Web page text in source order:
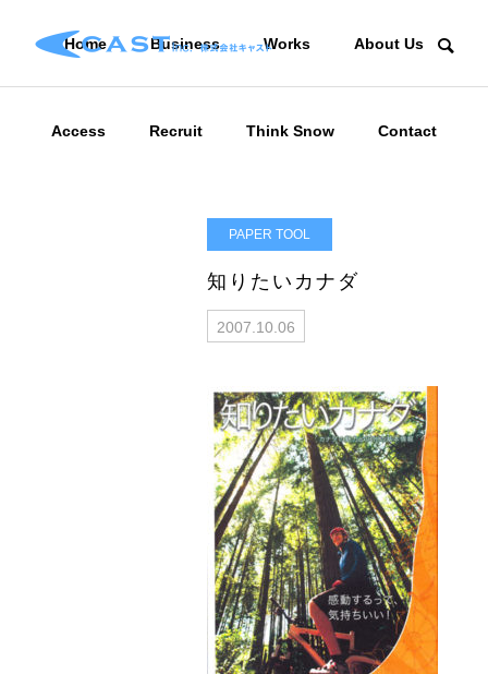
Home Business Works About Us
Access Recruit Think Snow Contact
PAPER TOOL
知りたいカナダ
2007.10.06